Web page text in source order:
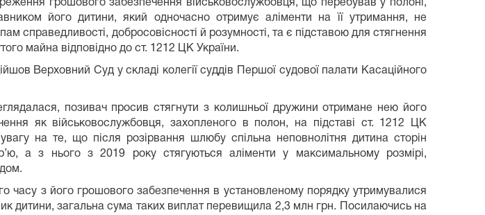
грошового забезпечення військовослужбовця, що перебував у полоні,
його дитини, який одночасно отримує аліменти на її утримання, не
справедливості, добросовісності й розумності, та є підставою для стягнення
майна відповідно до ст. 1212 ЦК України.
Верховний Суд у складі колегії суддів Першої судової палати Касаційного
позивач просив стягнути з колишньої дружини отримане нею його
як військовослужбовця, захопленого в полон, на підставі ст. 1212 ЦК
на те, що після розірвання шлюбу спільна неповнолітня дитина сторін
а з нього з 2019 року стягуються аліменти у максимальному розмірі,
часу з його грошового забезпечення в установленому порядку утримувалися
дитини, загальна сума таких виплат перевищила 2,3 млн грн. Посилаючись на